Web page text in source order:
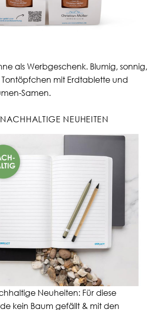
als Werbgeschenk. Blumig, sonnig,
Tontöpfchen mit Erdtablette und
Samen.
NEUHEITEN
Neuheiten: Für diese
kein Baum gefällt & mit den